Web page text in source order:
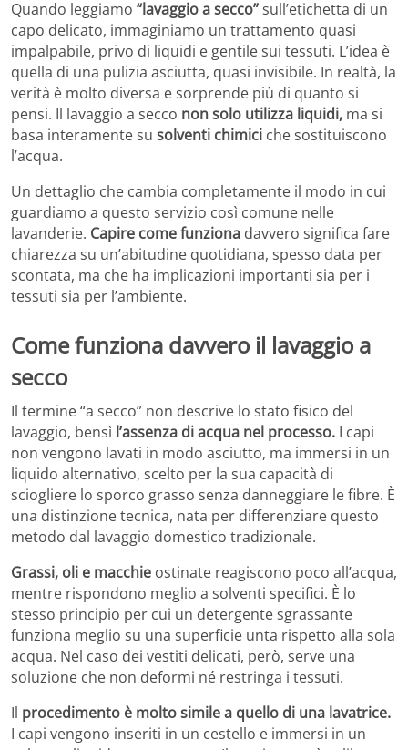
Quando leggiamo “lavaggio a secco”sull’etichetta di un
capo delicato, immaginiamo un trattamento quasi
impalpabile, privo di liquidi e gentile sui tessuti. L’idea è
quella di una pulizia asciutta, quasi invisibile. In realtà, la
verità è molto diversa e sorprende più di quanto si
pensi. Il lavaggio a secco non solo utilizza liquidi, ma si
basa interamente su solventi chimici che sostituiscono
l’acqua.
Un dettaglio che cambia completamente il modo in cui
guardiamo a questo servizio così comune nelle
lavanderie. Capire come funziona davvero significa fare
chiarezza su un’abitudine quotidiana, spesso data per
scontata, ma che ha implicazioni importanti sia per i
tessuti sia per l’ambiente.
Come funziona davvero il lavaggio a
secco
Il termine “a secco” non descrive lo stato fisico del
lavaggio, bensì l’assenza di acqua nel processo. I capi
non vengono lavati in modo asciutto, ma immersi in un
liquido alternativo, scelto per la sua capacità di
sciogliere lo sporco grasso senza danneggiare le fibre. È
una distinzione tecnica, nata per differenziare questo
metodo dal lavaggio domestico tradizionale.
Grassi, oli e macchie ostinate reagiscono poco all’acqua,
mentre rispondono meglio a solventi specifici. È lo
stesso principio per cui un detergente sgrassante
funziona meglio su una superficie unta rispetto alla sola
acqua. Nel caso dei vestiti delicati, però, serve una
soluzione che non deformi né restringa i tessuti.
Il procedimento è molto simile a quello di una lavatrice.
I capi vengono inseriti in un cestello e immersi in un